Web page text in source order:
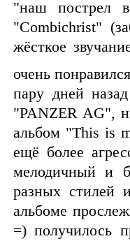
"наш пострел
"Combichrist"
жёсткое
очень
пару дней
"PANZER AG",
альбом "This is
ещё более
мелодичный и
разных стилей
альбоме
=) получилось